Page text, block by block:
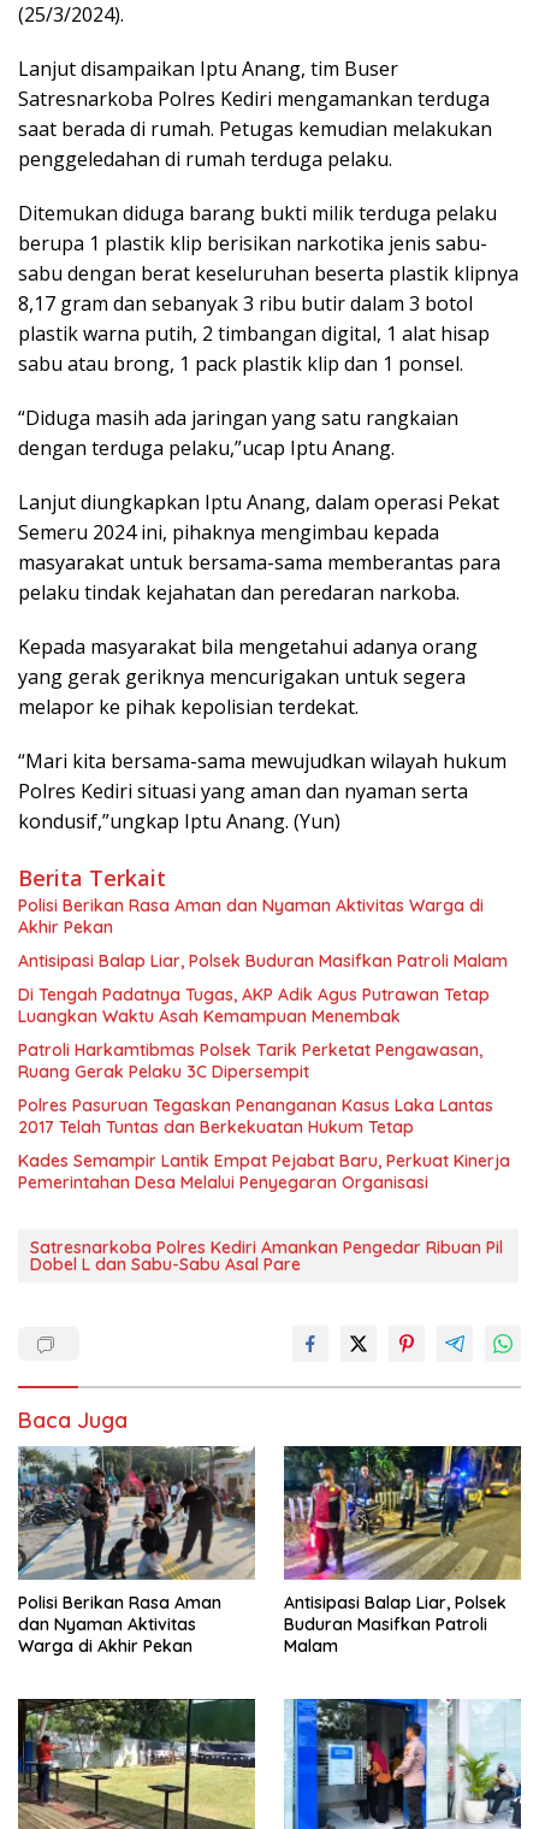
(25/3/2024).
Lanjut disampaikan Iptu Anang, tim Buser
Satresnarkoba Polres Kediri mengamankan terduga
saat berada di rumah. Petugas kemudian melakukan
penggeledahan di rumah terduga pelaku.
Ditemukan diduga barang bukti milik terduga pelaku
berupa 1 plastik klip berisikan narkotika jenis sabu-
sabu dengan berat keseluruhan beserta plastik klipnya
8,17 gram dan sebanyak 3 ribu butir dalam 3 botol
plastik warna putih, 2 timbangan digital, 1 alat hisap
sabu atau brong, 1 pack plastik klip dan 1 ponsel.
“Diduga masih ada jaringan yang satu rangkaian
dengan terduga pelaku,”ucap Iptu Anang.
Lanjut diungkapkan Iptu Anang, dalam operasi Pekat
Semeru 2024 ini, pihaknya mengimbau kepada
masyarakat untuk bersama-sama memberantas para
pelaku tindak kejahatan dan peredaran narkoba.
Kepada masyarakat bila mengetahui adanya orang
yang gerak geriknya mencurigakan untuk segera
melapor ke pihak kepolisian terdekat.
“Mari kita bersama-sama mewujudkan wilayah hukum
Polres Kediri situasi yang aman dan nyaman serta
kondusif,”ungkap Iptu Anang. (Yun)
Berita Terkait
Polisi Berikan Rasa Aman dan Nyaman Aktivitas Warga di
Akhir Pekan
Antisipasi Balap Liar, Polsek Buduran Masifkan Patroli Malam
Di Tengah Padatnya Tugas, AKP Adik Agus Putrawan Tetap
Luangkan Waktu Asah Kemampuan Menembak
Patroli Harkamtibmas Polsek Tarik Perketat Pengawasan,
Ruang Gerak Pelaku 3C Dipersempit
Polres Pasuruan Tegaskan Penanganan Kasus Laka Lantas
2017 Telah Tuntas dan Berkekuatan Hukum Tetap
Kades Semampir Lantik Empat Pejabat Baru, Perkuat Kinerja
Pemerintahan Desa Melalui Penyegaran Organisasi
Satresnarkoba Polres Kediri Amankan Pengedar Ribuan Pil
Dobel L dan Sabu-Sabu Asal Pare
Baca Juga
Polisi Berikan Rasa Aman
dan Nyaman Aktivitas
Warga di Akhir Pekan
Antisipasi Balap Liar, Polsek
Buduran Masifkan Patroli
Malam